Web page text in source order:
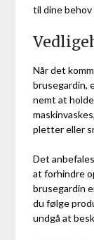
til dine behov
Når det
brusegardin,
nemt at
pletter eller
Det
at forhindre
brusegardin
du følge
undgå at